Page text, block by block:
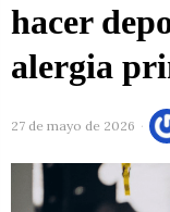
hacer
alergia
27 de mayo de 2026